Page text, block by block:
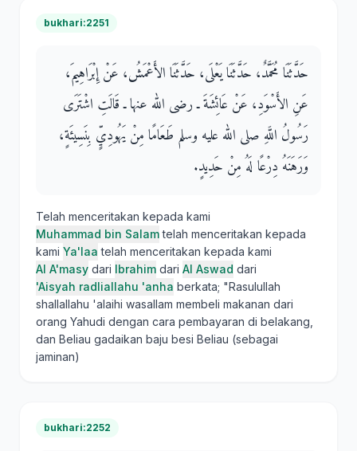
bukhari:2251
حَدَّثَنَا مُحَمَّدٌ، حَدَّثَنَا يَعْلَى، حَدَّثَنَا الأَعْمَشُ، عَنْ إِبْرَاهِيمَ،
عَنِ الأَسْوَدِ، عَنْ عَائِشَةَ ـ رضى الله عنها ـ قَالَتِ اشْتَرَى
رَسُولُ اللَّهِ صلى الله عليه وسلم طَعَامًا مِنْ يَهُودِيٍّ بِنَسِيئَةٍ،
وَرَهَنَهُ دِرْعًا لَهُ مِنْ حَدِيدٍ‏.‏
Telah menceritakan kepada kami
Muhammad bin Salamtelah menceritakan kepada
kami Ya'laa telah menceritakan kepada kami
Al A'masy dari Ibrahim dari Al Aswad dari
'Aisyah radliallahu 'anha berkata; "Rasulullah
shallallahu 'alaihi wasallam membeli makanan dari
orang Yahudi dengan cara pembayaran di belakang,
dan Beliau gadaikan baju besi Beliau (sebagai
jaminan)
bukhari:2252